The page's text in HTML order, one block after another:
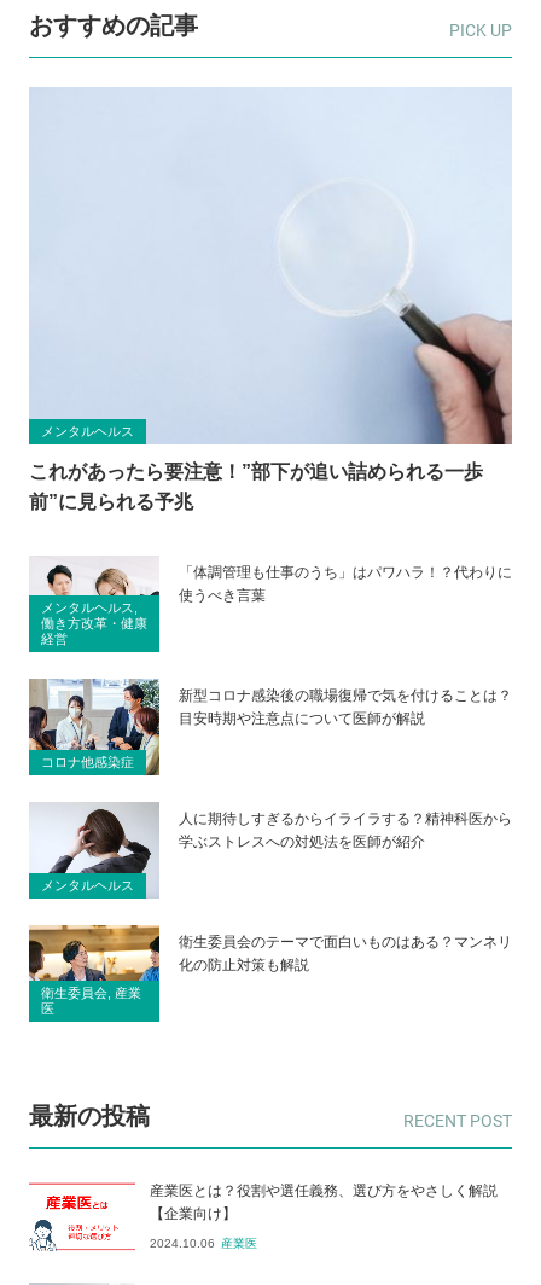
おすすめの記事
メンタルヘルス
これがあったら要注意！”部下が追い詰められる一歩
前”に見られる予兆
メンタルヘルス,
働き方改革・健康
経営
「体調管理も仕事のうち」はパワハラ！？代わりに
使うべき言葉
コロナ他感染症
新型コロナ感染後の職場復帰で気を付けることは？
目安時期や注意点について医師が解説
メンタルヘルス
人に期待しすぎるからイライラする？精神科医から
学ぶストレスへの対処法を医師が紹介
衛生委員会, 産業
医
衛生委員会のテーマで面白いものはある？マンネリ
化の防止対策も解説
最新の投稿
産業医とは？役割や選任義務、選び方をやさしく解説
【企業向け】
2024.10.06 産業医